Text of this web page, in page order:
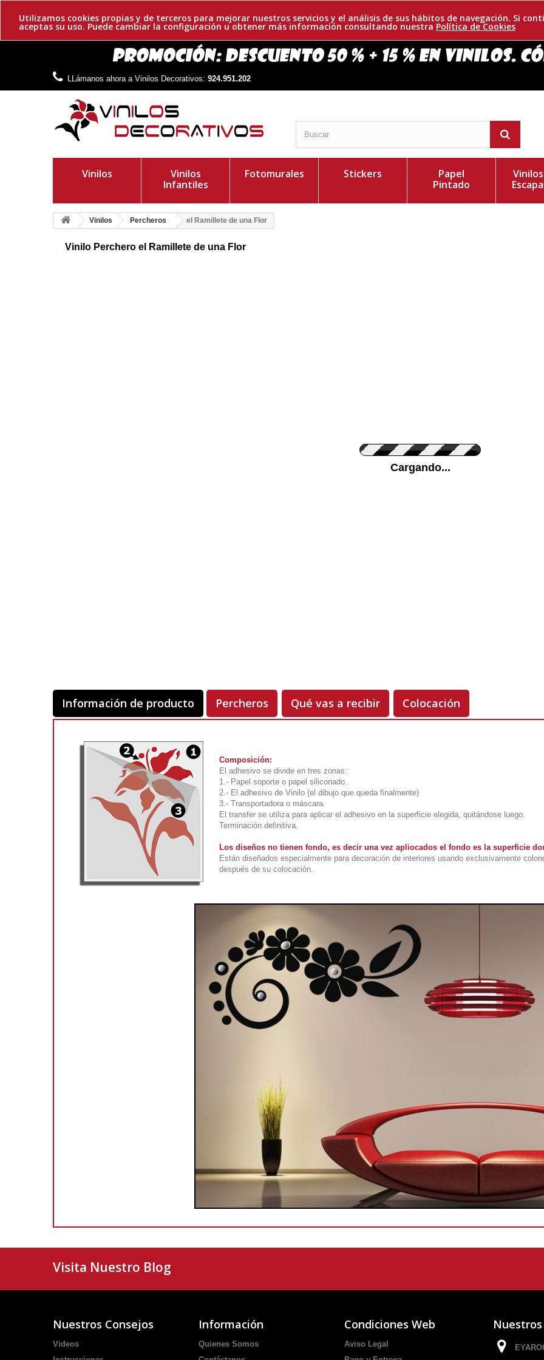
Utilizamos cookies propias y de terceros para mejorar nuestros servicios y el análisis de sus hábitos de navegación. Si
aceptas su uso. Puede cambiar la configuración u obtener más información consultando nuestra Política de Cookies
LLámanos ahora a Vinilos Decorativos: 924.951.202
Vinilos
Vinilos
Infantiles
Fotomurales Stickers
Papel
Pintado
Vinilos Percheros el Ramillete de una Flor
Vinilo Perchero el Ramillete de una Flor
Cargando...
Pon tu foto de
Información de producto Percheros Qué vas a recibir Colocación
Composición:
El adhesivo se divide en tres zonas:
1.- Papel soporte o papel siliconado.
2.- El adhesivo de Vinilo (el dibujo que queda finalmente)
3.- Transportadora o máscara.
El transfer se utiliza para aplicar el adhesivo en la superficie elegida, quitándose luego.
Terminación definitiva.
Los diseños no tienen fondo, es decir una vez apliocados el fondo es la superficie
Están diseñados especialmente para decoración de interiores usando exclusivamente
después de su colocación.
Visita Nuestro Blog
Nuestros Consejos
Videos
Información
Quienes Somos
Condiciones Web
Aviso Legal